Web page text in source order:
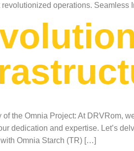
operations. Seamless
of the Omnia Project: At DRVRom,
dedication and expertise. Let’s
Omnia Starch (TR) […]